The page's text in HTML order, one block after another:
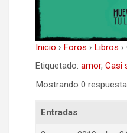
Inicio › Foros › Libros ›
Etiquetado: amor, Casi
Mostrando 0
Entradas